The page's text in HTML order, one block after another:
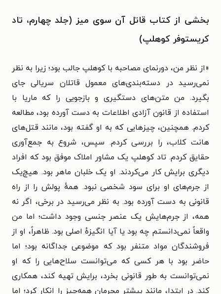
بخشی از کتاب قاتل آن سوی میز (جلد چهارم، تاد
کریستوفر کوهلپ)
«از نظر من، دورنمای مصاحبه با کوهلپ جالب بود؛ زیرا به نظر
نمی‌رسید در دسته‌بندی‌های معمول قاتلان سریالی جای
بگیرد. من متن‌های دستگیری و بازجویی را که ماریا با
استفاده از قانون آزادی اطلاعات به دست آورده بود، مطالعه
کردم. همچنین، چیزهایی که به او گفته بود، مانند قتل‌های
هانت کلاب، را بررسی کردم. سپس، شروع به جمع‌آوری
حقایق کردم. تاد کوهلپ یک مشاور املاک موفق بود که افراد
دیگری برایش کار می‌کردند. او یک خلبان ماهر بود. هیچ‌یک
از جرم‌های او برای سود شخصی نبود. همهٔ پولش را از راه
قانونی به دست آورده بود. به نظر می‌رسید در برخی، اگر نه
همه، از جرم‌هایش یک عنصر جنسی وجود داشت؛ اما من
واقعاً نمی‌دانستم چه بود یا آیا انگیزهٔ اصلی بود. ظاهراً، او از
فروشندگان مواد متنفر بود که موضوعی جداگانه بود؛ اما
حاضر بود با هر کسی که می‌توانست سلاح‌هایی را که او
نمی‌توانست به طور قانونی بخرد، برایش تهیه کند، همکاری
کند. در ابتدا، مانند بیشتر مجرمان همه‌چیز را انکار کرد؛ اما